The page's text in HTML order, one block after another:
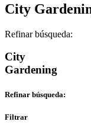
City
Refinar búsqueda:
City
Gardening
Refinar búsqueda:
Filtrar